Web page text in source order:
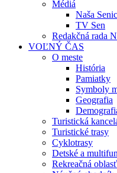
Médiá
Naša
TV Sen
Redakčná rada
VOĽNÝ ČAS
O meste
História
Pamiatky
Symboly
Geografia
Turistická
Turistické trasy
Cyklotrasy
Detské a
Rekreačná